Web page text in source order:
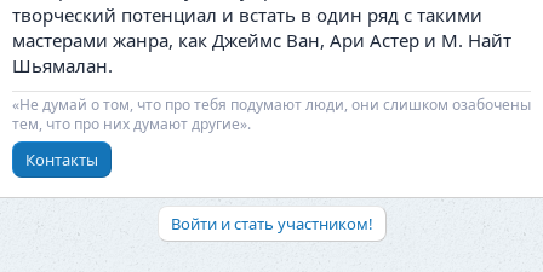
творческий потенциал и встать в один ряд с такими
мастерами жанра, как Джеймс Ван, Ари Астер и М. Найт
Шьямалан.
«Не думай о том, что про тебя подумают люди, они слишком озабочены
тем, что про них думают другие».
Контакты
Войти и стать участником!